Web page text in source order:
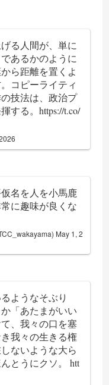
る人間が、単に
あるかのように
ら距離を置くよ
コピーライティ
技法は、政治プ
する。https://t.co/
名を人を小馬鹿
に趣味が良くな
May 1, 2
ようなそぶり
「あたまがいい
、我々の口を塞
我々の生きる権
ないような大ら
とうにクソ。htt